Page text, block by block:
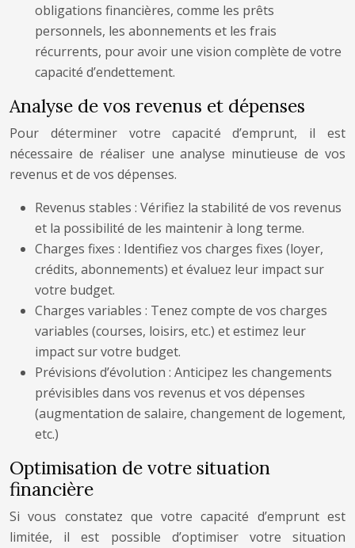
obligations financières, comme les prêts
personnels, les abonnements et les frais
récurrents, pour avoir une vision complète de votre
capacité d’endettement.
Analyse de vos revenus et dépenses
Pour déterminer votre capacité d’emprunt, il est
nécessaire de réaliser une analyse minutieuse de vos
revenus et de vos dépenses.
Revenus stables : Vérifiez la stabilité de vos revenus
et la possibilité de les maintenir à long terme.
Charges fixes : Identifiez vos charges fixes (loyer,
crédits, abonnements) et évaluez leur impact sur
votre budget.
Charges variables : Tenez compte de vos charges
variables (courses, loisirs, etc.) et estimez leur
impact sur votre budget.
Prévisions d’évolution : Anticipez les changements
prévisibles dans vos revenus et vos dépenses
(augmentation de salaire, changement de logement,
etc.)
Optimisation de votre situation
financière
Si vous constatez que votre capacité d’emprunt est
limitée, il est possible d’optimiser votre situation